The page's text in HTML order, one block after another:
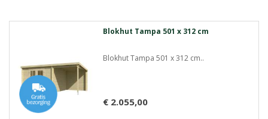
Blokhut Tampa 501 x 312 cm
Blokhut Tampa 501 x 312 cm..
€ 2.055,00